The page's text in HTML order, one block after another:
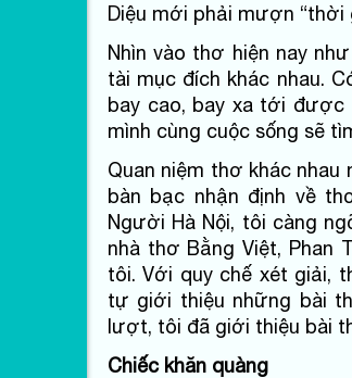
Diệu mới phải mượn
Nhìn vào thơ hiện nay
tài mục đích khác nhau.
bay cao, bay xa tới được
mình cùng cuộc sống sẽ
Quan niệm thơ khác
bàn bạc nhận định về
Người Hà Nội, tôi càng
nhà thơ Bằng Việt, Phan
tôi. Với quy chế xét giải,
tự giới thiệu những bài
lượt, tôi đã giới thiệu bài
Chiếc khăn quàng